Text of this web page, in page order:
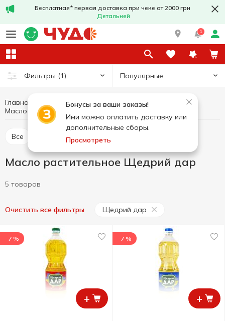
Бесплатная* первая доставка при чеке от 2000 грн
Детальней
1
Фильтры (1) Популярные
Бонусы за ваши заказы!
Ими можно оплатить доставку или
дополнительные сборы.
Просмотреть
Главная Бакалея
Масло и уксус
Масло растительное
Все Масло растительное
Масло растительное Щедрий дар
5 товаров
Очистить все фильтры Щедрий дар
+
-7 %
+
-7 %